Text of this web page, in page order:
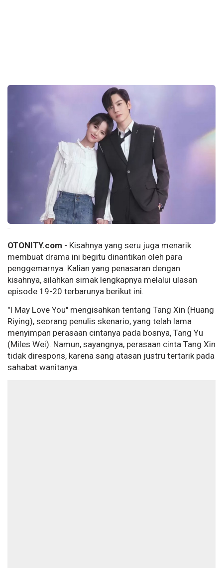
--
OTONITY.com - Kisahnya yang seru juga menarik
membuat drama ini begitu dinantikan oleh para
penggemarnya. Kalian yang penasaran dengan
kisahnya, silahkan simak lengkapnya melalui ulasan
episode 19-20 terbarunya berikut ini.
"I May Love You" mengisahkan tentang Tang Xin (Huang
Riying), seorang penulis skenario, yang telah lama
menyimpan perasaan cintanya pada bosnya, Tang Yu
(Miles Wei). Namun, sayangnya, perasaan cinta Tang Xin
tidak direspons, karena sang atasan justru tertarik pada
sahabat wanitanya.